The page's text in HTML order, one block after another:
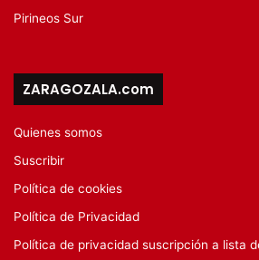
Pirineos Sur
ZARAGOZALA.com
Quienes somos
Suscribir
Política de cookies
Política de Privacidad
Política de privacidad suscripción a lista